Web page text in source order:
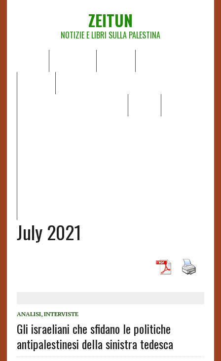
ZEITUN
NOTIZIE E LIBRI SULLA PALESTINA
July 2021
ANALISI, INTERVISTE
Gli israeliani che sfidano le politiche
antipalestinesi della sinistra tedesca